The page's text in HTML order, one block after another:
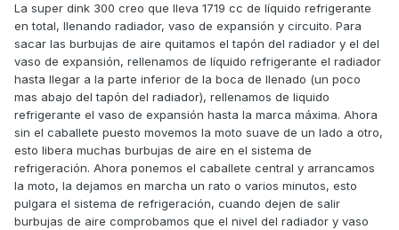
La super dink 300 creo que lleva 1719 cc de líquido refrigerante
en total, llenando radiador, vaso de expansión y circuito. Para
sacar las burbujas de aire quitamos el tapón del radiador y el del
vaso de expansión, rellenamos de líquido refrigerante el radiador
hasta llegar a la parte inferior de la boca de llenado (un poco
mas abajo del tapón del radiador), rellenamos de liquido
refrigerante el vaso de expansión hasta la marca máxima. Ahora
sin el caballete puesto movemos la moto suave de un lado a otro,
esto libera muchas burbujas de aire en el sistema de
refrigeración. Ahora ponemos el caballete central y arrancamos
la moto, la dejamos en marcha un rato o varios minutos, esto
pulgara el sistema de refrigeración, cuando dejen de salir
burbujas de aire comprobamos que el nivel del radiador y vaso